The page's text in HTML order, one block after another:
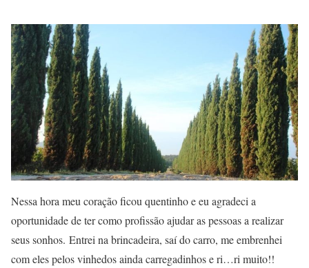
Nessa hora meu coração ficou quentinho e eu agradeci a
oportunidade de ter como profissão ajudar as pessoas a realizar
seus sonhos. Entrei na brincadeira, saí do carro, me embrenhei
com eles pelos vinhedos ainda carregadinhos e ri…ri muito!!